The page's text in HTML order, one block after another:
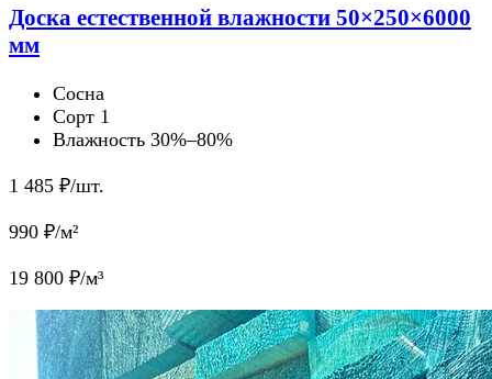
Доска естественной влажности 50×250×6000
мм
Сосна
Сорт 1
Влажность 30%–80%
1 485 ₽/шт.
990 ₽/м²
19 800 ₽/м³